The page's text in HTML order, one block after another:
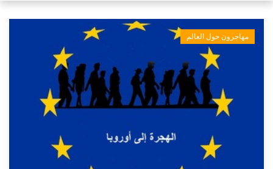
مهاجرون حول العالم